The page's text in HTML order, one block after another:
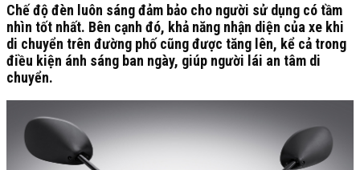
Chế độ đèn luôn sáng đảm bảo cho người sử dụng có tầm
nhìn tốt nhất. Bên cạnh đó, khả năng nhận diện của xe khi
di chuyển trên đường phố cũng được tăng lên, kể cả trong
điều kiện ánh sáng ban ngày, giúp người lái an tâm di
chuyển.